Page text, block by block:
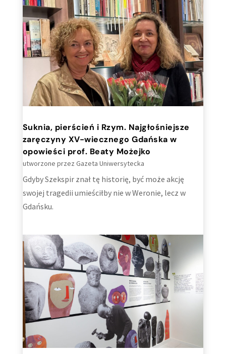
Suknia, pierścień i Rzym. Najgłośniejsze
zaręczyny XV-wiecznego Gdańska w
opowieści prof. Beaty Możejko
utworzone przez Gazeta Uniwersytecka
Gdyby Szekspir znał tę historię, być może akcję
swojej tragedii umieściłby nie w Weronie, lecz w
Gdańsku.